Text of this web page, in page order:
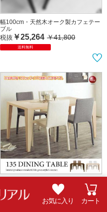
お気に入り カート
税抜 ￥111,819
送料無料
幅100cm・天然木オーク製カフェテー
ブル
税抜￥25,264 ￥41,800
送料無料